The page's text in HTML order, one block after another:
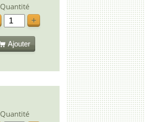
Quantité
+
Ajouter
Quantité